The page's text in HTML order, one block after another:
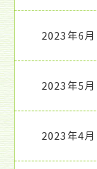
2023年6月
2023年5月
2023年4月